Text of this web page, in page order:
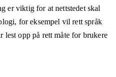
er viktig for at nettstedet skal
for eksempel vil rett språk
lest opp på rett måte for brukere